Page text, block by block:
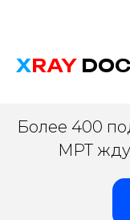
XRAY
Более 400
МРТ